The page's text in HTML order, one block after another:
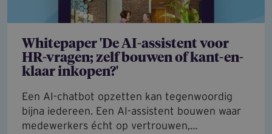
Whitepaper 'De AI-assistent voor
HR-vragen; zelf bouwen of kant-en-
klaar inkopen?'
Een AI-chatbot opzetten kan tegenwoordig
bijna iedereen. Een AI-assistent bouwen waar
medewerkers écht op vertrouwen,…